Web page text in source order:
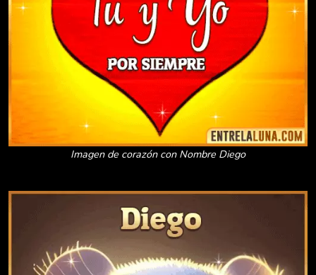
Imagen de corazón con Nombre Diego